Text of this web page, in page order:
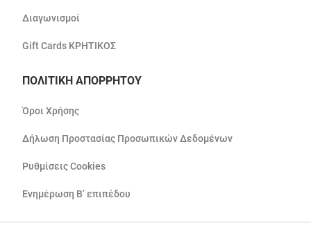
Διαγωνισμοί
Gift Cards ΚΡΗΤΙΚΟΣ
ΠΟΛΙΤΙΚΗ ΑΠΟΡΡΗΤΟΥ
Όροι Χρήσης
Δήλωση Προστασίας Προσωπικών Δεδομένων
Ρυθμίσεις Cookies
Ενημέρωση Β’ επιπέδου